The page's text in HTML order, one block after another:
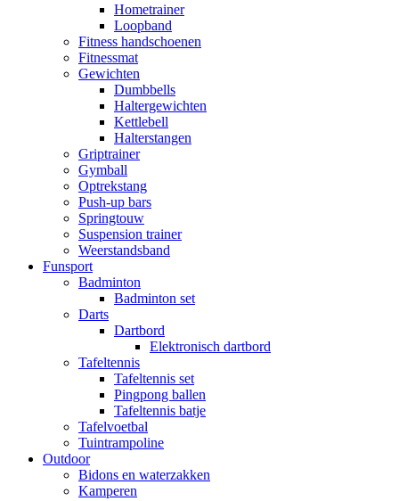
Hometrainer
Loopband
Fitness handschoenen
Fitnessmat
Gewichten
Dumbbells
Haltergewichten
Kettlebell
Halterstangen
Griptrainer
Gymball
Optrekstang
Push-up bars
Springtouw
Suspension trainer
Weerstandsband
Funsport
Badminton
Badminton set
Darts
Dartbord
Elektronisch dartbord
Tafeltennis
Tafeltennis set
Pingpong ballen
Tafeltennis batje
Tafelvoetbal
Tuintrampoline
Outdoor
Bidons en waterzakken
Kamperen